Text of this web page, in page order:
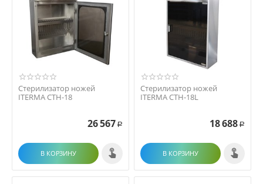
Стерилизатор ножей
ITERMA СТН-18
26 567 Р
В КОРЗИНУ
Стерилизатор ножей
ITERMA СТН-18L
18 688 Р
В КОРЗИНУ